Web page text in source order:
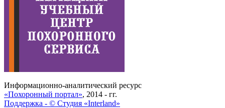
Информационно-аналитический ресурс
«Похоронный портал», 2014 - гг.
Поддержка - © Cтудия «Interland»